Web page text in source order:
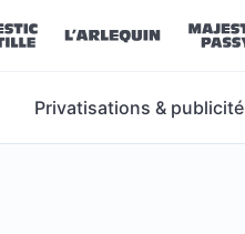
Privatisations & publicité